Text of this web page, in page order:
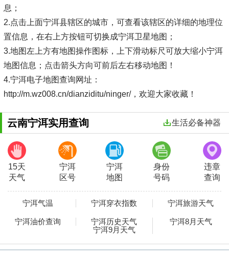
息；
2.点击上面宁洱县辖区的城市，可查看该辖区的详细的地理位
置信息，在右上方按钮可切换成宁洱卫星地图；
3.地图左上方有地图操作图标，上下滑动标尺可放大缩小宁洱
地图信息；点击箭头方向可前后左右移动地图！
4.宁洱电子地图查询网址：
http://m.wz008.cn/dianziditu/ninger/，欢迎大家收藏！
云南宁洱实用查询 生活必备神器
15天
天气
宁洱
区号
宁洱
地图
身份
号码
违章
查询
宁洱气温 宁洱穿衣指数 宁洱旅游天气
宁洱油价查询 宁洱历史天气
宁洱8月天气
宁洱9月天气